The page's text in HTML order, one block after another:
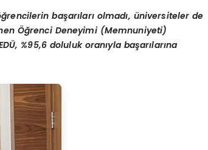
başarıları olmadı, üniversiteler de
Öğrenci Deneyimi (Memnuniyeti)
%95,6 doluluk oranıyla başarılarına